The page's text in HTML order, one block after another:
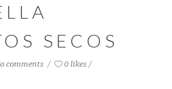
SECOS
comments 0 likes